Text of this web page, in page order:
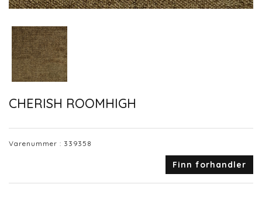
CHERISH ROOMHIGH
Varenummer : 339358
Finn forhandler